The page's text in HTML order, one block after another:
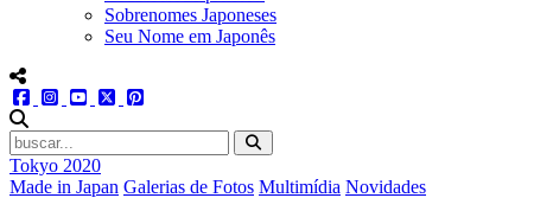
Sobrenomes Japoneses
Seu Nome em Japonês
menu redes social
facebookinstagram
youtube
twitter
Tokyo 2020
Made in Japan Galerias de Fotos Multimídia Novidades